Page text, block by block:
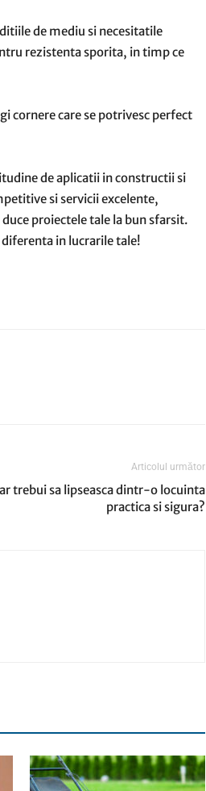
de mediu si necesitatile
rezistenta sporita, in timp ce
cornere care se potrivesc perfect
de aplicatii in constructii si
si servicii excelente,
proiectele tale la bun sfarsit.
in lucrarile tale!
Articolul următor
trebui sa lipseasca dintr-o locuinta
practica si sigura?